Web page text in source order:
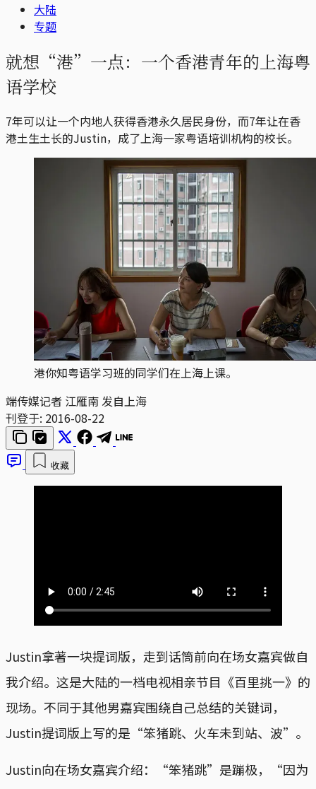
大陆
专题
就想“港”一点：一个香港青年的上海粤
语学校
7年可以让一个内地人获得香港永久居民身份，而7年让在香
港土生土长的Justin，成了上海一家粤语培训机构的校长。
港你知粤语学习班的同学们在上海上课。
端传媒记者 江雁南 发自上海
刊登于: 2016-08-22
收藏
Justin拿著一块提词版，走到话筒前向在场女嘉宾做自
我介绍。这是大陆的一档电视相亲节目《百里挑一》的
现场。不同于其他男嘉宾围绕自己总结的关键词，
Justin提词版上写的是“笨猪跳、火车未到站、波”。
Justin向在场女嘉宾介绍：“笨猪跳”是蹦极，“因为